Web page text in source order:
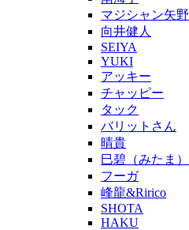
マジシャン矢野
向井健人
SEIYA
YUKI
アッキー
チャッピー
タック
バリットさん
晴貴
巳碧（みたま）
フーガ
峰龍&Ririco
SHOTA
HAKU